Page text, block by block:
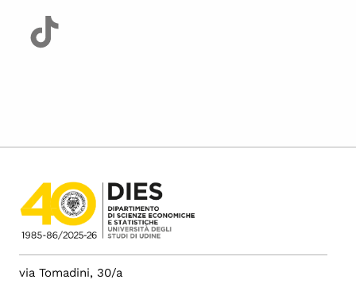
via Tomadini, 30/a